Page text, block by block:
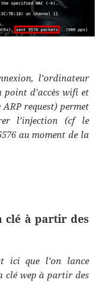
l’ordinateur
d’accès wifi et
ARP request) permet
l’injection (cf le
au moment de la
clé à partir des
ici que l’on lance
clé wep à partir des